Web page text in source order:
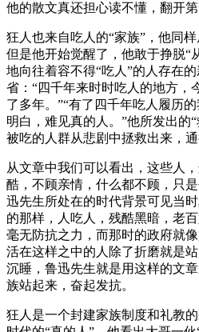
他的散文真还担心读不懂，翻开
狂人也来自吃人的“家族”，他同
但是他开始觉醒了，他敢于挣脱“
地向往着容不得“吃人”的人存在
省：“四千年来时时吃人的地方，
了多年。”“有了四千年吃人履历
明白，难见真的人。”他所发出的
被吃的人群从悲剧中拯救出来，通
从文章中我们可以看出，这些人
酷，不顾亲情，什么都不顾，只
迅先生所处在的时代背景可见当
的那样，人吃人，残酷黑暗，老
毫无防抗之力，而那时的政府就
活在这样之中的人除了折磨就是
沉睡，鲁迅先生就是用这样的文
族站起来，奋起发抗。
狂人是一个封建家族制度和礼教